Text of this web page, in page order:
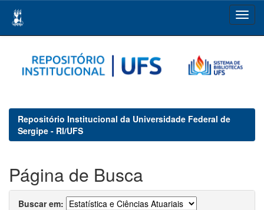
navigation
Repositório Institucional da Universidade Federal de
Sergipe - RI/UFS
Página de Busca
Buscar em: